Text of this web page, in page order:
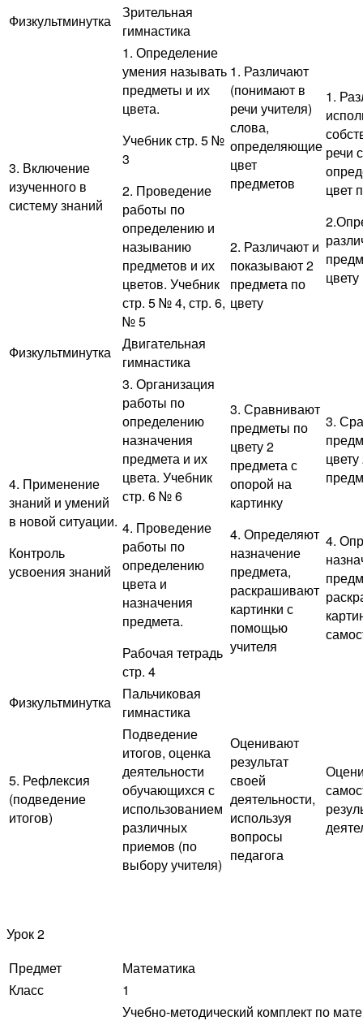
Физкультминутка
Зрительная
гимнастика
3. Включение
изученного в
систему знаний
1. Определение
умения называть
предметы и их
цвета.
Учебник стр. 5 №
3
2. Проведение
работы по
определению и
называнию
предметов и их
цветов. Учебник
стр. 5 № 4, стр. 6,
№ 5
1. Различают
(понимают в
речи учителя)
слова,
определяющие
цвет
предметов
2. Различают и
показывают 2
предмета по
цвету
1.
речи
цвет
цвету
Физкультминутка
Двигательная
гимнастика
4. Применение
знаний и умений
в новой ситуации.
Контроль
усвоения знаний
3. Организация
работы по
определению
назначения
предмета и их
цвета. Учебник
стр. 6 № 6
4. Проведение
работы по
определению
цвета и
назначения
предмета.
Рабочая тетрадь
стр. 4
3. Сравнивают
предметы по
цвету 2
предмета с
опорой на
картинку
4. Определяют
назначение
предмета,
раскрашивают
картинки с
помощью
учителя
3.
4.
Физкультминутка
Пальчиковая
гимнастика
5. Рефлексия
(подведение
итогов)
Подведение
итогов, оценка
деятельности
обучающихся с
использованием
различных
приемов (по
выбору учителя)
Оценивают
результат
своей
деятельности,
используя
вопросы
педагога
Урок 2
Предмет
Математика
Класс
1
Учебно-методический комплект по